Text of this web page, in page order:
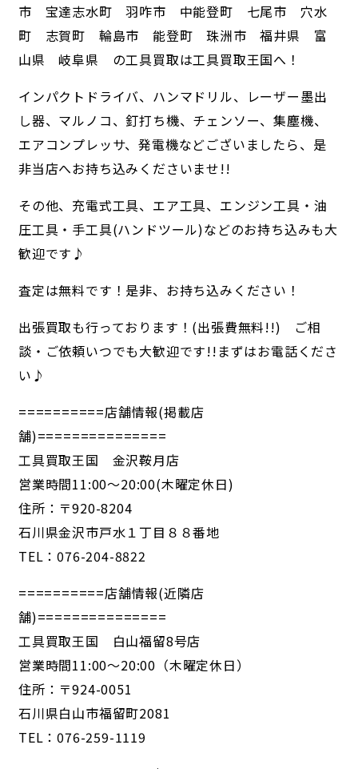
市 宝達志水町 羽咋市 中能登町 七尾市 穴水
町 志賀町 輪島市 能登町 珠洲市 福井県 富
山県 岐阜県 の工具買取は工具買取王国へ！
インパクトドライバ、ハンマドリル、レーザー墨出
し器、マルノコ、釘打ち機、チェンソー、集塵機、
エアコンプレッサ、発電機などございましたら、是
非当店へお持ち込みくださいませ!!
その他、充電式工具、エア工具、エンジン工具・油
圧工具・手工具(ハンドツール)などのお持ち込みも大
歓迎です♪
査定は無料です！是非、お持ち込みください！
出張買取も行っております！(出張費無料!!) ご相
談・ご依頼いつでも大歓迎です!!まずはお電話くださ
い♪
==========店舗情報(掲載店
舗)===============
工具買取王国 金沢鞍月店
営業時間11:00～20:00(木曜定休日)
住所：〒920-8204
石川県金沢市戸水１丁目８８番地
TEL：076-204-8822
==========店舗情報(近隣店
舗)===============
工具買取王国 白山福留8号店
営業時間11:00～20:00（木曜定休日）
住所：〒924-0051
石川県白山市福留町2081
TEL：076-259-1119